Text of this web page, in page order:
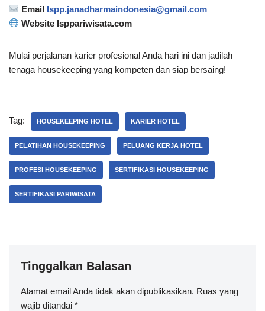
Email lspp.janadharmaindonesia@gmail.com
Website lsppariwisata.com
Mulai perjalanan karier profesional Anda hari ini dan jadilah
tenaga housekeeping yang kompeten dan siap bersaing!
Tag: HOUSEKEEPING HOTEL KARIER HOTEL
PELATIHAN HOUSEKEEPING PELUANG KERJA HOTEL
PROFESI HOUSEKEEPING SERTIFIKASI HOUSEKEEPING
SERTIFIKASI PARIWISATA
Tinggalkan Balasan
Alamat email Anda tidak akan dipublikasikan. Ruas yang
wajib ditandai *